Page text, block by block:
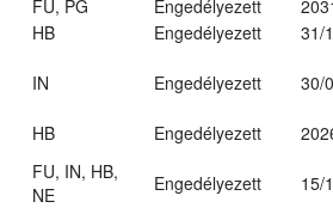
FU, PG Engedélyezett
HB Engedélyezett
31/
IN Engedélyezett 30/
HB Engedélyezett
FU, IN, HB,
NE
Engedélyezett 15/